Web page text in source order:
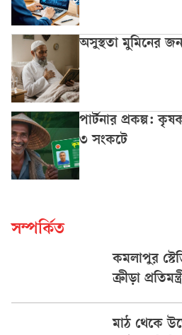
অসুস্থতা মুমিনের
পার্টনার প্রকল্প: কৃষক
৩ সংকটে
সম্পর্কিত
কমলাপুর
ক্রীড়া
মাঠ থেকে